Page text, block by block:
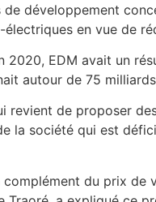
développement
en vue de
2020, EDM avait un
autour de 75
revient de proposer
la société qui est
complément du prix